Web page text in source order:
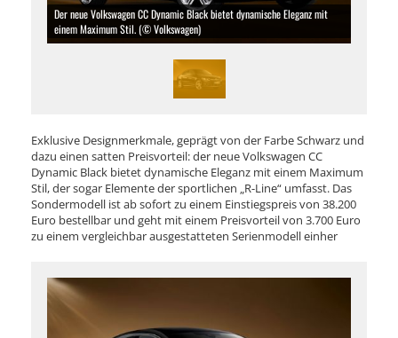
Der neue Volkswagen CC Dynamic Black bietet dynamische Eleganz mit
einem Maximum Stil. (© Volkswagen)
Exklusive Designmerkmale, geprägt von der Farbe Schwarz und
dazu einen satten Preisvorteil: der neue Volkswagen CC
Dynamic Black bietet dynamische Eleganz mit einem Maximum
Stil, der sogar Elemente der sportlichen „R-Line“ umfasst. Das
Sondermodell ist ab sofort zu einem Einstiegspreis von 38.200
Euro bestellbar und geht mit einem Preisvorteil von 3.700 Euro
zu einem vergleichbar ausgestatteten Serienmodell einher